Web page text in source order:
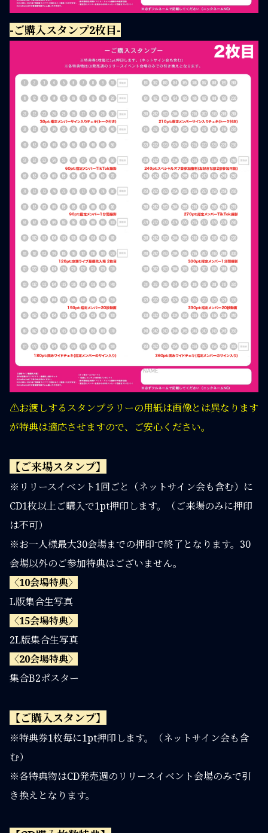
-ご購入スタンプ2枚目-
⚠️お渡しするスタンプラリーの用紙は画像とは異なります
が特典は適応させますので、ご安心ください。
【ご来場スタンプ】
※リリースイベント1回ごと（ネットサイン会も含む）に
CD1枚以上ご購入で1pt押印します。（ご来場のみに押印
は不可）
※お一人様最大30会場までの押印で終了となります。30
会場以外のご参加特典はございません。
〈10会場特典〉
L版集合生写真
〈15会場特典〉
2L版集合生写真
〈20会場特典〉
集合B2ポスター
【ご購入スタンプ】
※特典券1枚毎に1pt押印します。（ネットサイン会も含
む）
※各特典物はCD発売週のリリースイベント会場のみで引
き換えとなります。